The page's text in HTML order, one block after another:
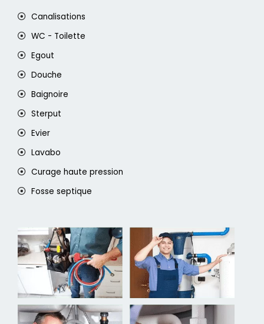
Canalisations
WC - Toilette
Egout
Douche
Baignoire
Sterput
Evier
Lavabo
Curage haute pression
Fosse septique